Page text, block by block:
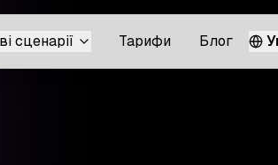
сценарії Тарифи Блог